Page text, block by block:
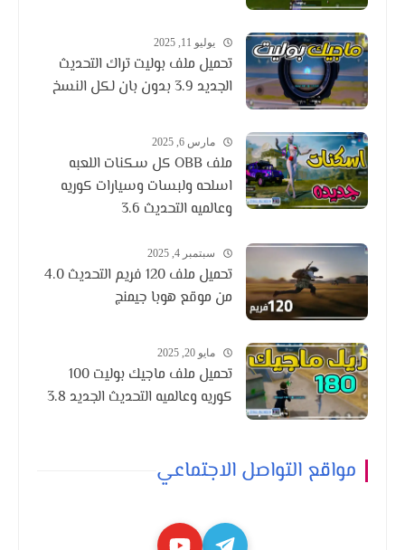
يوليو 11, 2025
تحميل ملف بوليت تراك التحديث
الجديد 3.9 بدون بان لكل النسخ
مارس 6, 2025
ملف OBB كل سكنات اللعبه
اسلحه ولبسات وسيارات كوريه
وعالميه التحديث 3.6
سبتمبر 4, 2025
تحميل ملف 120 فريم التحديث 4.0
من موقع هوبا جيمنج
مايو 20, 2025
تحميل ملف ماجيك بوليت 100
كوريه وعالميه التحديث الجديد 3.8
مواقع التواصل الاجتماعي